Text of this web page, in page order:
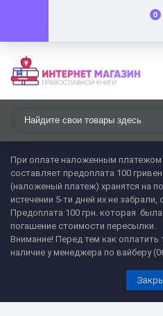
0
При оплате наложенным
составляет предоплата 100
(наложеный платеж) хранятся на
истечении 5-ти дней их не
Предоплата 100 грн. которая
погашение стоимости пересылки.
Внимание! Перед тем как оплатить
наличие у менеджера по вайберу